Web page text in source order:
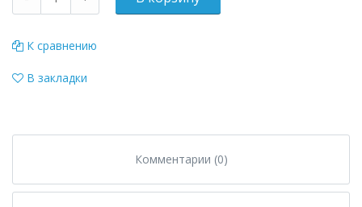
К сравнению
В закладки
Комментарии (0)